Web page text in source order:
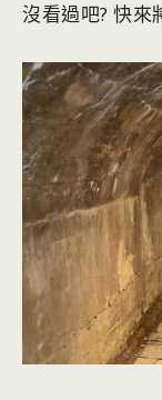
沒看過吧? 快